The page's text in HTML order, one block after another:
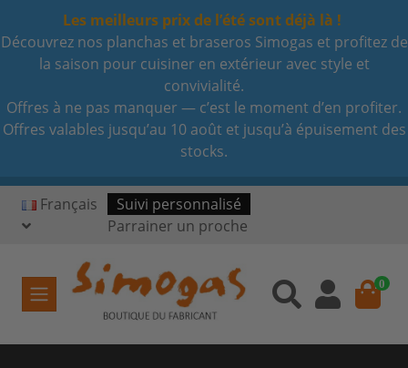
Les meilleurs prix de l’été sont déjà là !
Découvrez nos planchas et braseros Simogas et profitez de
la saison pour cuisiner en extérieur avec style et
convivialité.
Offres à ne pas manquer — c’est le moment d’en profiter.
Offres valables jusqu’au 10 août et jusqu’à épuisement des
stocks.
Français
Suivi personnalisé
Parrainer un proche
0